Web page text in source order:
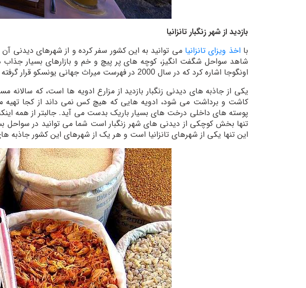
بازدید از شهر زنگبار تانزانیا
بااخذ ویزای تانزانیا می توانید به این کشور سفر کرده و از شهرهای دیدنی آن
شاهد سواحل شگفت انگیز، کوچه های پر پیچ و خم و بازارهای بسیار
اونگوجا اشاره کرد که در سال 2000 در فهرست میراث جهانی یونسکو قرار گرفته است.
یکی از جاذبه های دیدنی زنگبار بازدید از مزارع ادویه ها است، که
تنها بخش کوچکی از دیدنی های شهر زنگبار است شما می توانید در سواحل
این تنها یکی از شهرهای تانزانیا است و هر یک از شهرهای این کشور